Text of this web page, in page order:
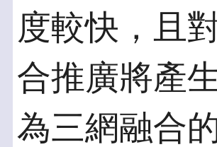
度較快，且
合推廣將產
為三網融合